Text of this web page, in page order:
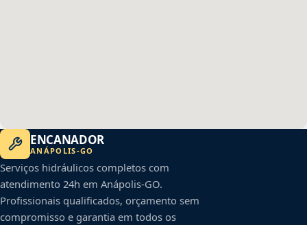
ENCANADOR
ANÁPOLIS-GO
Serviços hidráulicos completos com
atendimento 24h em Anápolis-GO.
Profissionais qualificados, orçamento sem
compromisso e garantia em todos os